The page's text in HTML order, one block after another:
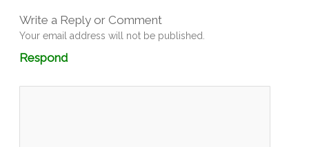
Write a Reply or Comment
Your email address will not be published.
RespondComment
box